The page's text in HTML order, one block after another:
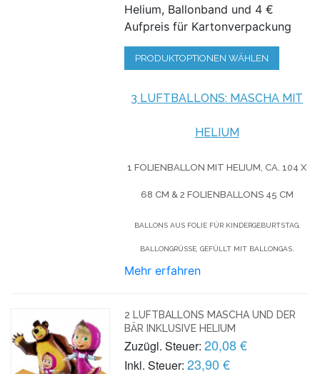
Helium, Ballonband und 4 €
Aufpreis für Kartonverpackung
PRODUKTOPTIONEN WÄHLEN
3 LUFTBALLONS: MASCHA MIT
HELIUM
1 FOLIENBALLON MIT HELIUM, CA. 104 X
68 CM & 2 FOLIENBALLONS 45 CM
BALLONS AUS FOLIE FÜR KINDERGEBURTSTAG,
BALLONGRÜSSE, GEFÜLLT MIT BALLONGAS.
Mehr erfahren
2 LUFTBALLONS MASCHA UND DER
BÄR INKLUSIVE HELIUM
Zuzügl. Steuer: 20,08 €
Inkl. Steuer: 23,90 €